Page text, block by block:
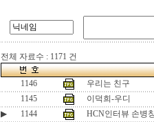
전체 자료수 : 1171 건
1146
우리는 친구
1145
이덕희-우디
▶
1144
HCN인터뷰 손병